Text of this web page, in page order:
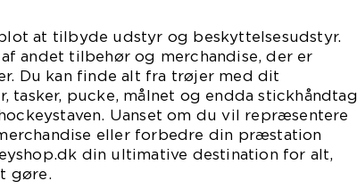
at tilbyde udstyr og beskyttelsesudstyr.
andet tilbehør og merchandise, der er
Du kan finde alt fra trøjer med dit
tasker, pucke, målnet og endda stickhåndtag
Uanset om du vil repræsentere
eller forbedre din præstation
din ultimative destination for alt,
gøre.